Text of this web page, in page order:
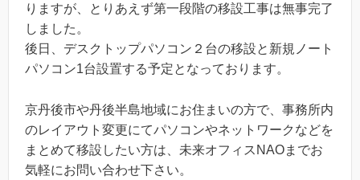
りますが、とりあえず第一段階の移設工事は無事完了
しました。
後日、デスクトップパソコン２台の移設と新規ノート
パソコン1台設置する予定となっております。
京丹後市や丹後半島地域にお住まいの方で、事務所内
のレイアウト変更にてパソコンやネットワークなどを
まとめて移設したい方は、未来オフィスNAOまでお
気軽にお問い合わせ下さい。